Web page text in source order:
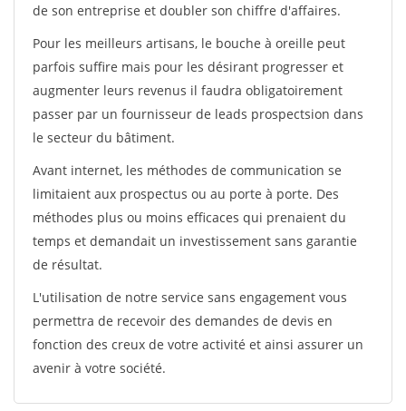
de son entreprise et doubler son chiffre d'affaires.
Pour les meilleurs artisans, le bouche à oreille peut
parfois suffire mais pour les désirant progresser et
augmenter leurs revenus il faudra obligatoirement
passer par un fournisseur de leads prospectsion dans
le secteur du bâtiment.
Avant internet, les méthodes de communication se
limitaient aux prospectus ou au porte à porte. Des
méthodes plus ou moins efficaces qui prenaient du
temps et demandait un investissement sans garantie
de résultat.
L'utilisation de notre service sans engagement vous
permettra de recevoir des demandes de devis en
fonction des creux de votre activité et ainsi assurer un
avenir à votre société.